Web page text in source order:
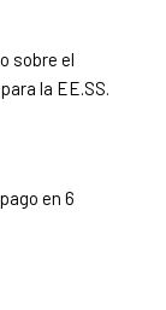
sobre el
la EE.SS.
en 6